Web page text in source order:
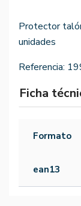
Protector
unidades
Referencia:
Ficha
Formato
ean13